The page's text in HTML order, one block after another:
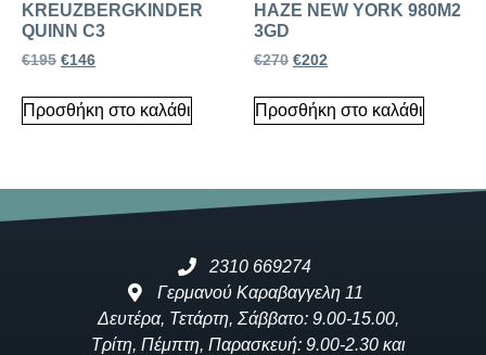
KREUZBERGKINDER
QUINN C3
€195 €146
Προσθήκη στο καλάθι
HAZE NEW YORK 980M2
3GD
€270 €202
Προσθήκη στο καλάθι
2310 669274
Γερμανού Καραβαγγελη 11
Δευτέρα, Τετάρτη, Σάββατο: 9.00-15.00,
Τρίτη, Πέμπτη, Παρασκευή: 9.00-2.30 και